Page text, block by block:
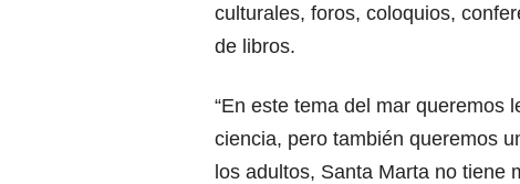
culturales, foros, coloquios,
de libros.
“En este tema del mar queremos
ciencia, pero también queremos
los adultos, Santa Marta no tiene